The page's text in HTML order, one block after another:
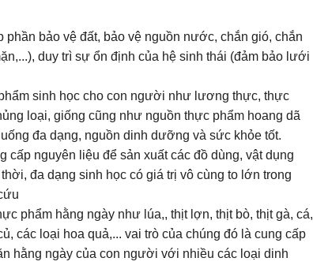
phần bảo vệ đất, bảo vệ nguồn nước, chắn gió, chắn
duy trì sự ổn định của hệ sinh thái (đảm bảo lưới
sinh học cho con người như lương thực, thực
loại, giống cũng như nguồn thực phẩm hoang dã
đa dạng, nguồn dinh dưỡng và sức khỏe tốt.
cấp nguyên liệu để sản xuất các đồ dùng, vật dụng
đa dạng sinh học có giá trị vô cùng to lớn trong
phẩm hằng ngày như lúa,, thịt lợn, thịt bò, thịt gà, cá,
các loại hoa quả,... vai trò của chúng đó là cung cấp
hằng ngày của con người với nhiều các loại dinh